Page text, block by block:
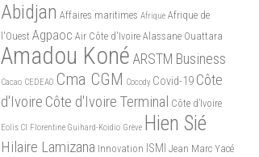
Abidjan Affaires maritimes Afrique Afrique de
l'Ouest Agpaoc Air Côte d'Ivoire Alassane Ouattara
Amadou Koné ARSTM Business
Cacao CEDEAO Cma CGM Cocody Covid-19 Côte
d'Ivoire Côte d'Ivoire Terminal Côte d’Ivoire
Eolis CI Florentine Guihard-Koidio Grève Hien Sié
Hilaire Lamizana Innovation ISMI Jean Marc Yacé